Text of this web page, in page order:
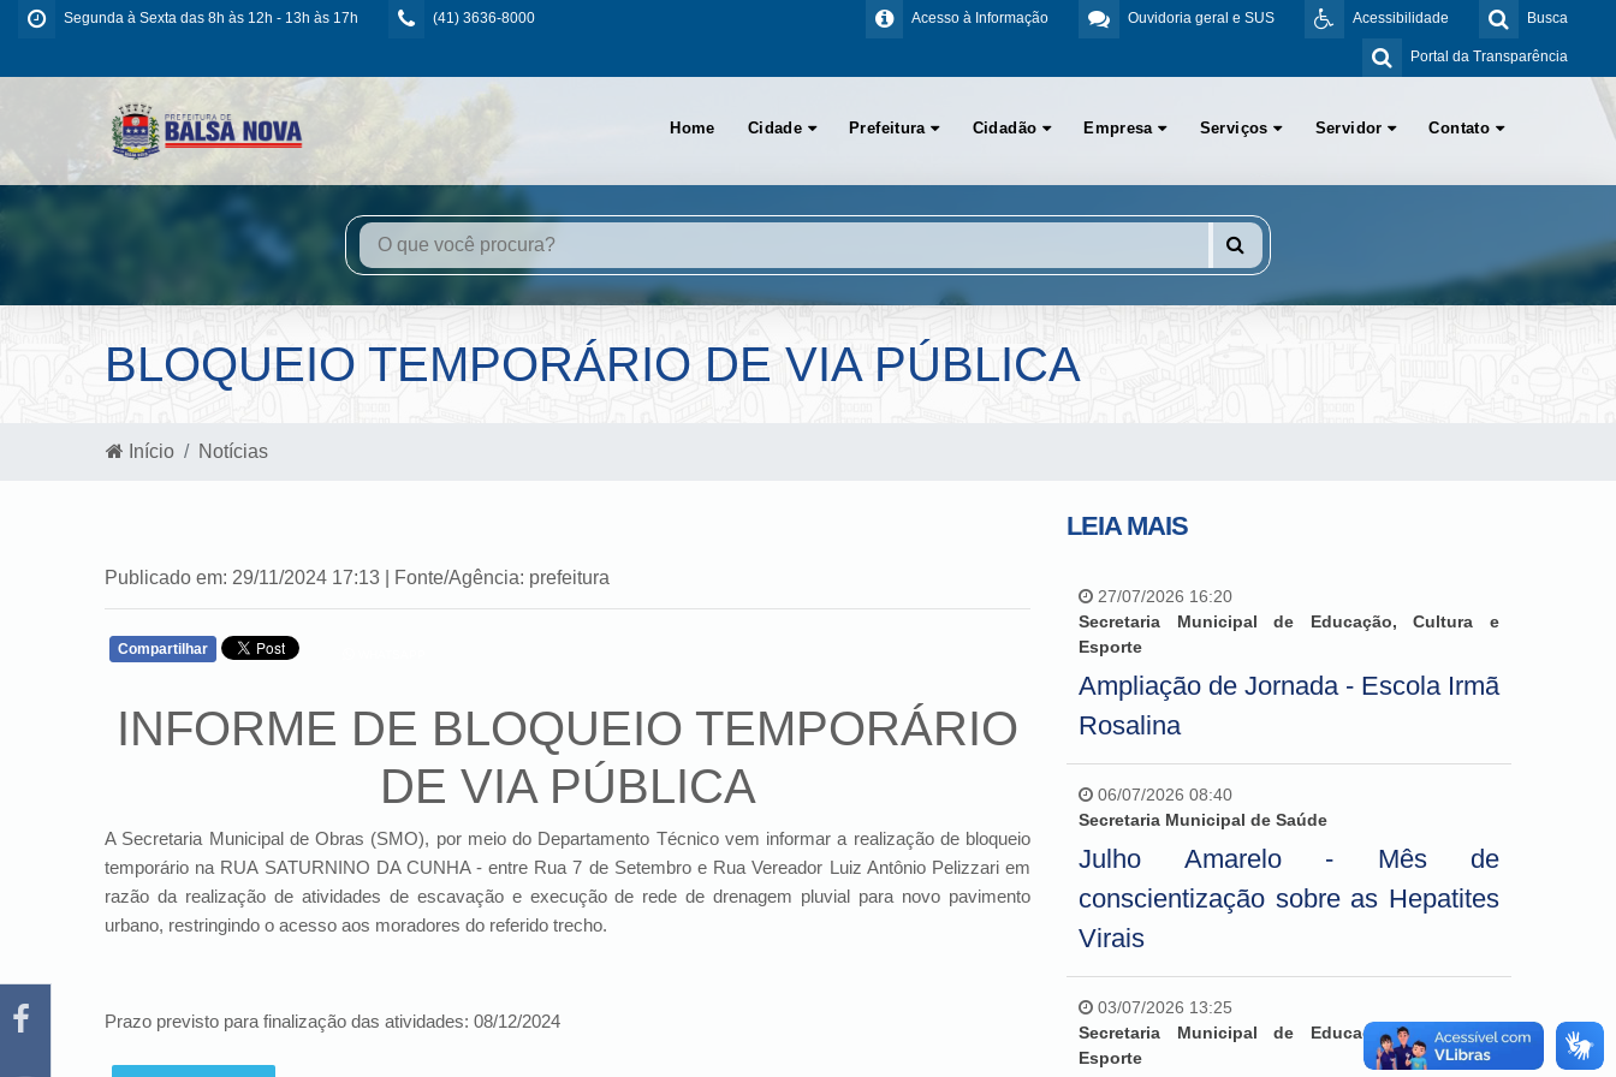
Segunda à Sexta das 8h às 12h - 13h às 17h (41) 3636-8000 Busca
Acessibilidade
Ouvidoria geral e SUS
Acesso à Informação
Portal da Transparência
Home Cidade Prefeitura Cidadão Empresa Serviços Servidor Contato
BLOQUEIO TEMPORÁRIO DE VIA PÚBLICA
Início Notícias
Publicado em: 29/11/2024 17:13 | Fonte/Agência: prefeitura
Compartilhar
INFORME DE BLOQUEIO TEMPORÁRIO
DE VIA PÚBLICA
A Secretaria Municipal de Obras (SMO), por meio do Departamento Técnico vem informar a realização de bloqueio
temporário na RUA SATURNINO DA CUNHA - entre Rua 7 de Setembro e Rua Vereador Luiz Antônio Pelizzari em
razão da realização de atividades de escavação e execução de rede de drenagem pluvial para novo pavimento
urbano, restringindo o acesso aos moradores do referido trecho.
Prazo previsto para finalização das atividades: 08/12/2024
LEIA MAIS
27/07/2026 16:20
Secretaria Municipal de Educação, Cultura e
Esporte
Ampliação de Jornada - Escola Irmã
Rosalina
06/07/2026 08:40
Secretaria Municipal de Saúde
Julho Amarelo - Mês de
conscientização sobre as Hepatites
Virais
03/07/2026 13:25
Secretaria Municipal de Educação, Cultura e
Esporte